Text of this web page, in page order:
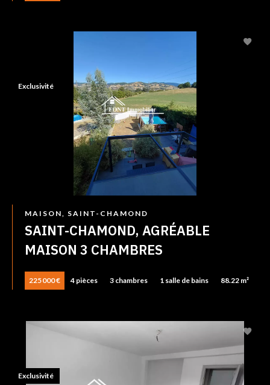
MAISON, SAINT-CHAMOND
SAINT-CHAMOND, AGRÉABLE
MAISON 3 CHAMBRES
225 000 € 4 pièces 3 chambres 1 salle de bains 88.22 m²
Exclusivité
Exclusivité